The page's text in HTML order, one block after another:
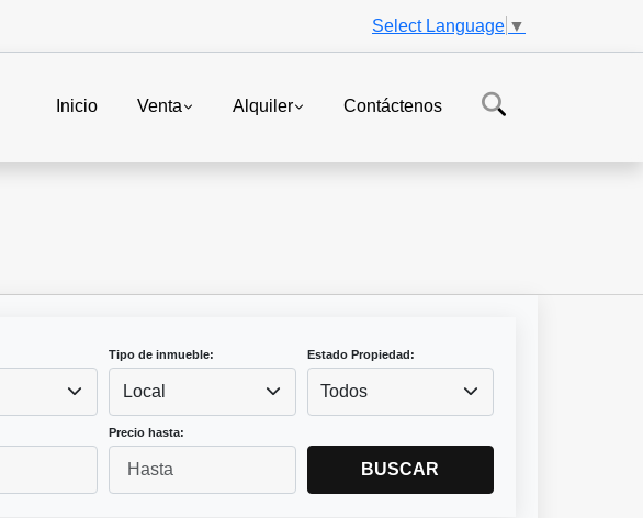
Select Language ▼
Inicio Venta Alquiler Contáctenos
Tipo de inmueble:
Local
Estado Propiedad:
Todos
Precio hasta:
BUSCAR